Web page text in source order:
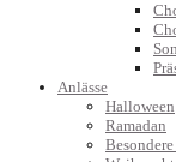
Anlässe
Halloween
Ramadan